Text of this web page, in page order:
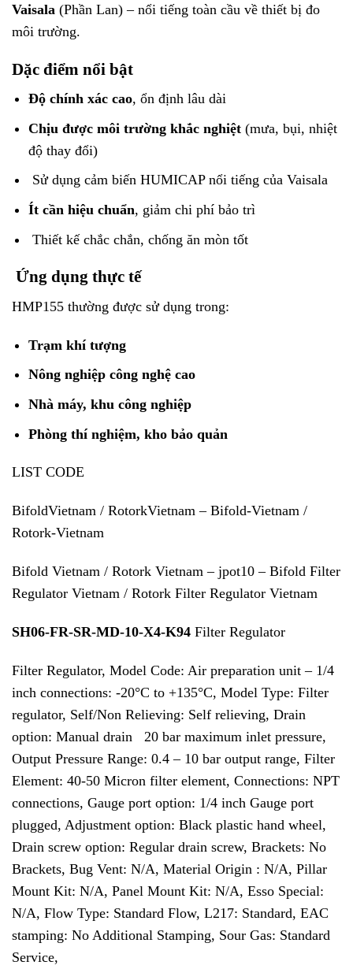
Vaisala (Phần Lan) – nổi tiếng toàn cầu về thiết bị đo
môi trường.
Dặc điểm nổi bật
Độ chính xác cao, ổn định lâu dài
Chịu được môi trường khắc nghiệt(mưa, bụi, nhiệt
độ thay đổi)
Sử dụng cảm biến HUMICAP nổi tiếng của Vaisala
Ít cần hiệu chuẩn, giảm chi phí bảo trì
Thiết kế chắc chắn, chống ăn mòn tốt
Ứng dụng thực tế
HMP155 thường được sử dụng trong:
Trạm khí tượng
Nông nghiệp công nghệ cao
Nhà máy, khu công nghiệp
Phòng thí nghiệm, kho bảo quản
LIST CODE
BifoldVietnam / RotorkVietnam – Bifold-Vietnam /
Rotork-Vietnam
Bifold Vietnam / Rotork Vietnam – jpot10 – Bifold Filter
Regulator Vietnam / Rotork Filter Regulator Vietnam
SH06-FR-SR-MD-10-X4-K94 Filter Regulator
Filter Regulator, Model Code: Air preparation unit – 1/4
inch connections: -20°C to +135°C, Model Type: Filter
regulator, Self/Non Relieving: Self relieving, Drain
option: Manual drain 20 bar maximum inlet pressure,
Output Pressure Range: 0.4 – 10 bar output range, Filter
Element: 40-50 Micron filter element, Connections: NPT
connections, Gauge port option: 1/4 inch Gauge port
plugged, Adjustment option: Black plastic hand wheel,
Drain screw option: Regular drain screw, Brackets: No
Brackets, Bug Vent: N/A, Material Origin : N/A, Pillar
Mount Kit: N/A, Panel Mount Kit: N/A, Esso Special:
N/A, Flow Type: Standard Flow, L217: Standard, EAC
stamping: No Additional Stamping, Sour Gas: Standard
Service,